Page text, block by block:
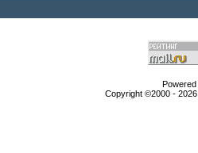
Copyright ©2000 -